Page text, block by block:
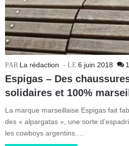
La rédaction 6 juin 2018 1
Espigas – Des
solidaires et 100%
La marque marseillaise Espigas fait
des « alpargatas », une sorte
les cowboys argentins.…